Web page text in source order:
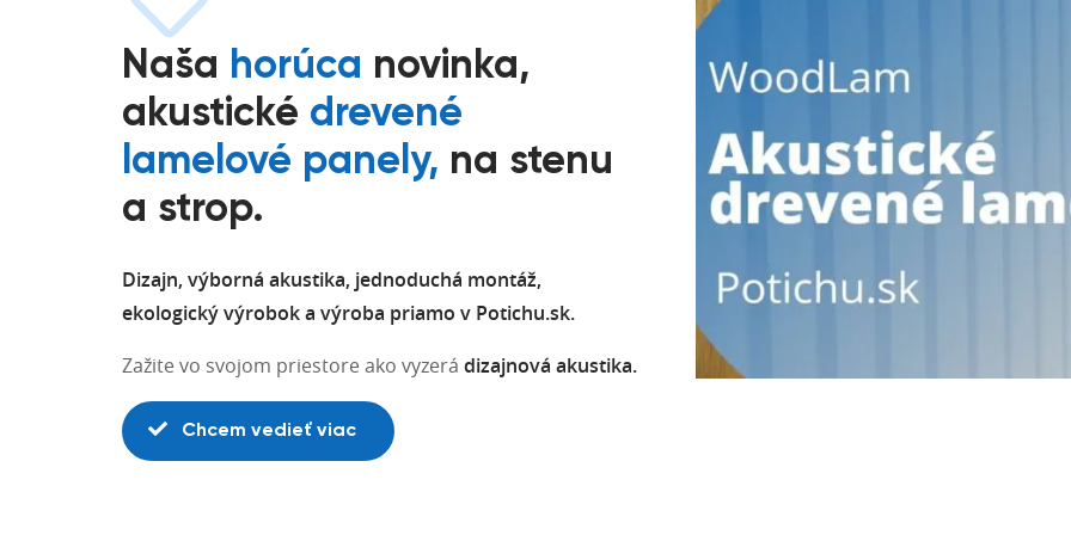
Naša horúca novinka,
akustické drevené
lamelové panely, na stenu
a strop.
Dizajn, výborná akustika, jednoduchá montáž,
ekologický výrobok a výroba priamo v Potichu.sk.
Zažite vo svojom priestore ako vyzerá dizajnová akustika.
Chcem vedieť viac